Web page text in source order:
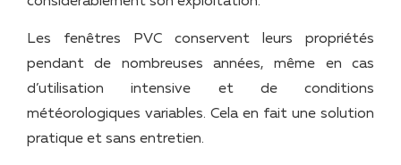
Les fenêtres PVC conservent leurs propriétés
pendant de nombreuses années, même en cas
d’utilisation intensive et de conditions
météorologiques variables. Cela en fait une solution
pratique et sans entretien.